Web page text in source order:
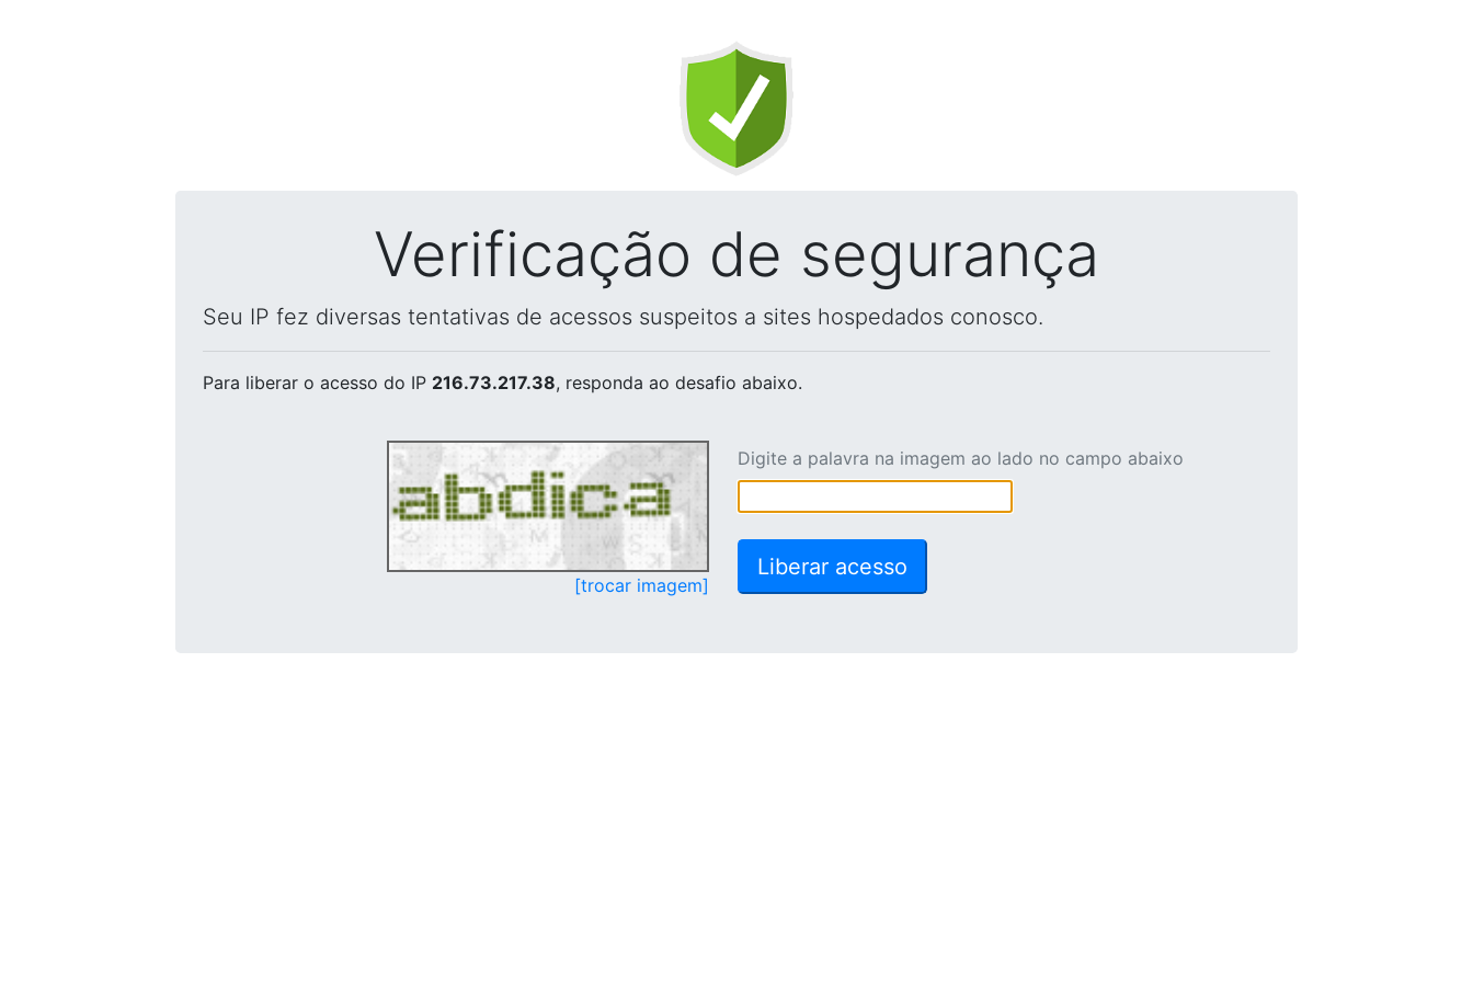
Verificação de segurança
Seu IP fez diversas tentativas de acessos suspeitos a sites hospedados conosco.
Para liberar o acesso do IP 216.73.217.38, responda ao desafio abaixo.
[trocar imagem]
Digite a palavra na imagem ao lado no campo abaixo